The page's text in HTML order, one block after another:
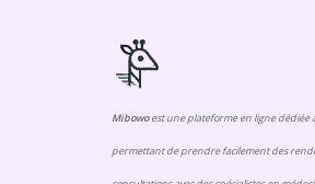
Mibowoest une plateforme en ligne dédiée
permettant de prendre facilement des